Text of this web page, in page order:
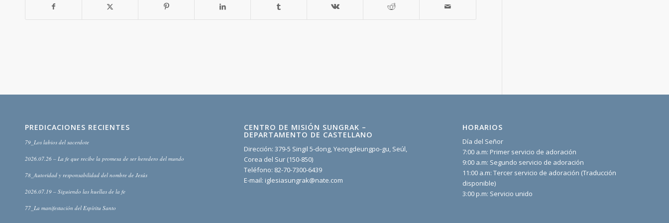
PREDICACIONES RECIENTES
79_Los labios del sacerdote
2026.07.26 – La fe que recibe la promesa de ser heredero del mundo
78_Autoridad y responsabilidad del nombre de Jesús
2026.07.19 – Siguiendo las huellas de la fe
77_La manifestación del Espíritu Santo
CENTRO DE MISIÓN SUNGRAK –
DEPARTAMENTO DE CASTELLANO
Dirección: 379-5 Singil 5-dong, Yeongdeungpo-gu, Seúl,
Corea del Sur (150-850)
Teléfono: 82-70-7300-6439
E-mail: iglesiasungrak@nate.com
HORARIOS
Día del Señor
7:00 a.m: Primer servicio de adoración
9:00 a.m: Segundo servicio de adoración
11:00 a.m: Tercer servicio de adoración (Traducción
disponible)
3:00 p.m: Servicio unido